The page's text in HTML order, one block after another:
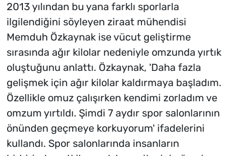
2013 yılından bu yana farklı sporlarla
ilgilendiğini söyleyen ziraat mühendisi
Memduh Özkaynak ise vücut geliştirme
sırasında ağır kilolar nedeniyle omzunda yırtık
oluştuğunu anlattı. Özkaynak, 'Daha fazla
gelişmek için ağır kilolar kaldırmaya başladım.
Özellikle omuz çalışırken kendimi zorladım ve
omzum yırtıldı. Şimdi 7 aydır spor salonlarının
önünden geçmeye korkuyorum' ifadelerini
kullandı. Spor salonlarında insanların